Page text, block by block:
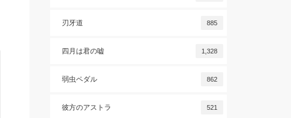
刃牙道 885
四月は君の嘘 1,328
弱虫ペダル 862
彼方のアストラ 521